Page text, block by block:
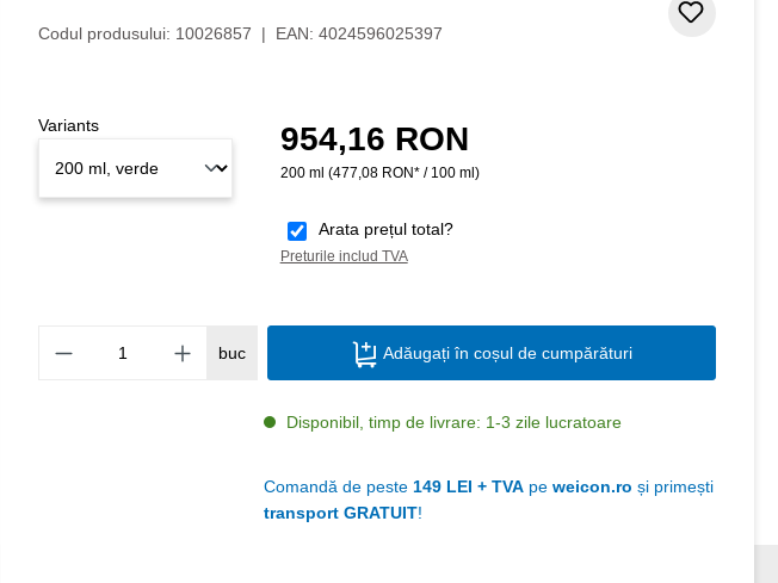
Codul produsului: 10026857 | EAN: 4024596025397
Preț obișnuit:
954,16 RON
200 ml (477,08 RON* / 100 ml)
Arata prețul total?
Preturile includ TVA
Variants
Cantitate produs: Introduceți cantitatea
buc Adăugați în coșul de cumpărături
Disponibil, timp de livrare: 1-3 zile lucratoare
Comandă de peste 149 LEI + TVA peweicon.ro și primești
transport GRATUIT!